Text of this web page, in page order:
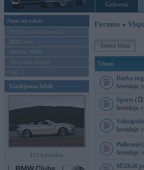
Galvenā
Ziņas un raksti
BMW modeļu jaunumi
BMW testi
Mēneša BMW
Sērijveida tūnings
Vel...
Gadījuma bilde
F13 kabriolets
Forums »
Jauna tēma
Tēmas
Darba
Izveidoja:
Sports (
Izveidoja:
Izveidoja:
Pulksteņi (
Izveidoja:
M52b28